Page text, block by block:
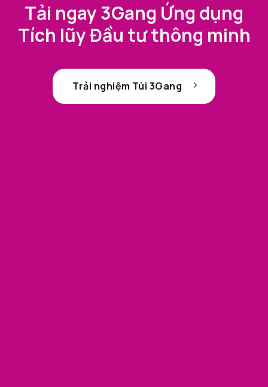
Tải ngay 3Gang Ứng dụng
Tích lũy Đầu tư thông minh
Trải nghiệm Túi 3Gang